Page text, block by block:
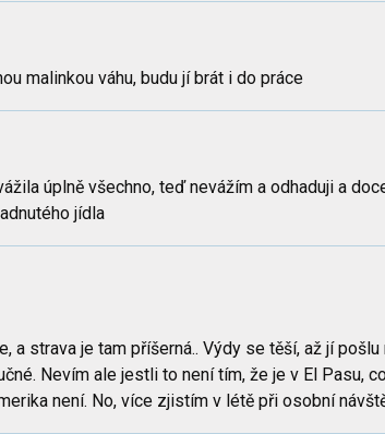
malinkou váhu, budu jí brát i do práce
úplně všechno, teď nevážím a odhaduji a
jídla
a strava je tam příšerná.. Výdy se těší, až jí
Nevím ale jestli to není tím, že je v El Pasu,
není. No, více zjistím v létě při osobní